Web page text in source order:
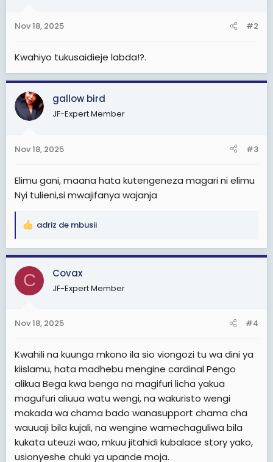
s
Nov 18, 2025 #2
Kwahiyo tukusaidieje labda!?.
gallow bird
JF-Expert Member
Nov 18, 2025 #3
Elimu gani, maana hata kutengeneza magari ni elimu
Nyi tulieni,si mwajifanya wajanja
R
a
c
t
i
s
adriz de mbusii
C Covax
JF-Expert Member
Nov 18, 2025 #4
Kwahili na kuunga mkono ila sio viongozi tu wa dini ya
kiislamu, hata madhebu mengine cardinal Pengo
alikua Bega kwa benga na magifuri licha yakua
magufuri aliuua watu wengi, na wakuristo wengi
makada wa chama bado wanasupport chama cha
wauuaji bila kujali, na wengine wamechaguliwa bila
kukata uteuzi wao, mkuu jitahidi kubalace story yako,
usionyeshe chuki ya upande moja.